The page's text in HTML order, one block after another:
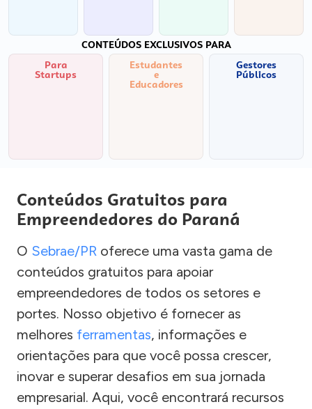
CONTEÚDOS EXCLUSIVOS PARA
Para
Startups
Estudantes
e
Educadores
Gestores
Públicos
Conteúdos Gratuitos para
Empreendedores do Paraná
O Sebrae/PR oferece uma vasta gama de
conteúdos gratuitos para apoiar
empreendedores de todos os setores e
portes. Nosso objetivo é fornecer as
melhores ferramentas, informações e
orientações para que você possa crescer,
inovar e superar desafios em sua jornada
empresarial. Aqui, você encontrará recursos